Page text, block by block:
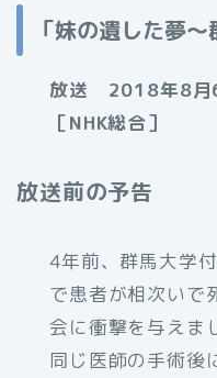
「妹の遺した夢
放送 2018年8月
［NHK総合］
放送前の予告
4年前、群馬大学
で患者が相次いで
会に衝撃を与えま
同じ医師の手術後